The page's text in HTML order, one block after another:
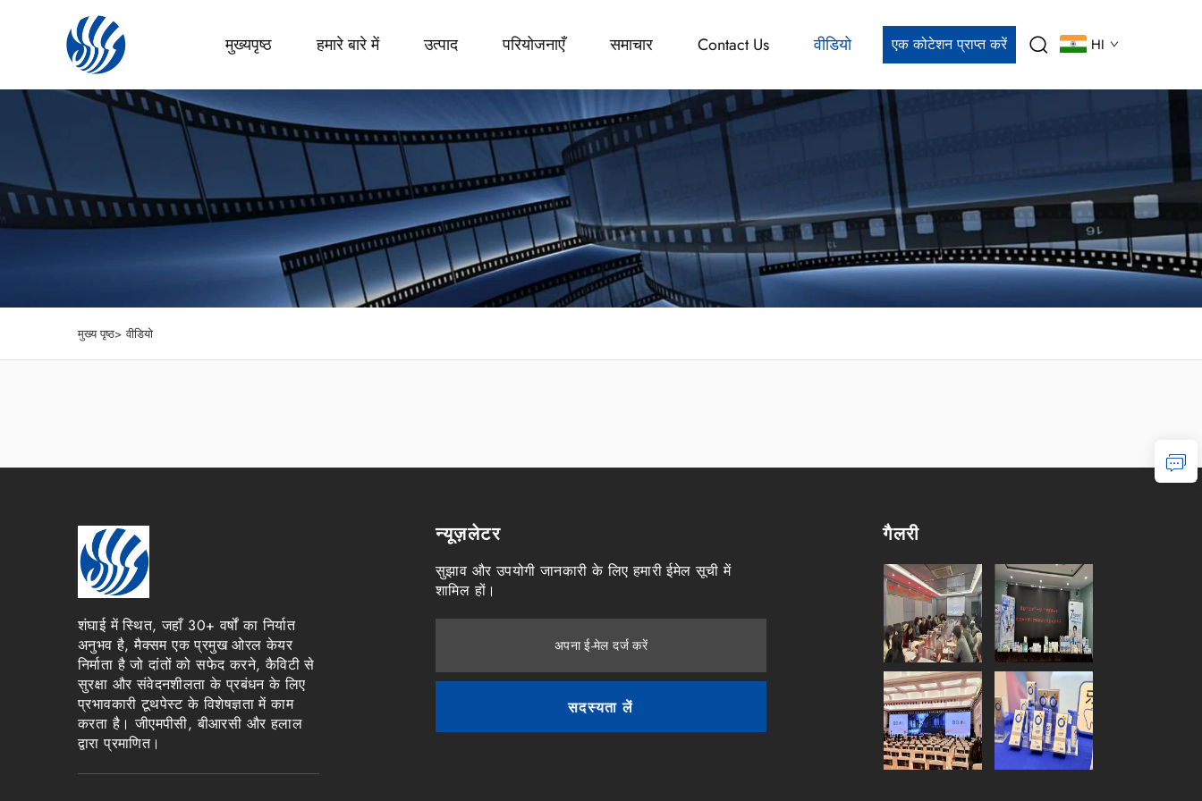
मुख्यपृष्ठ हमारे बारे में उत्पाद परियोजनाएँ समाचार Contact Us वीडियो एक कोटेशन प्राप्त करें HI
मुख्य पृष्ठ> वीडियो
शंघाई में स्थित, जहाँ 30+ वर्षों का निर्यात
अनुभव है, मैक्सम एक प्रमुख ओरल केयर
निर्माता है जो दांतों को सफेद करने, कैविटी से
सुरक्षा और संवेदनशीलता के प्रबंधन के लिए
प्रभावकारी टूथपेस्ट के विशेषज्ञता में काम
करता है। जीएमपीसी, बीआरसी और हलाल
द्वारा प्रमाणित।
न्यूज़लेटर
सुझाव और उपयोगी जानकारी के लिए हमारी ईमेल सूची में
शामिल हों।
अपना ई-मेल दर्ज करें
सदस्यता लें
गैलरी